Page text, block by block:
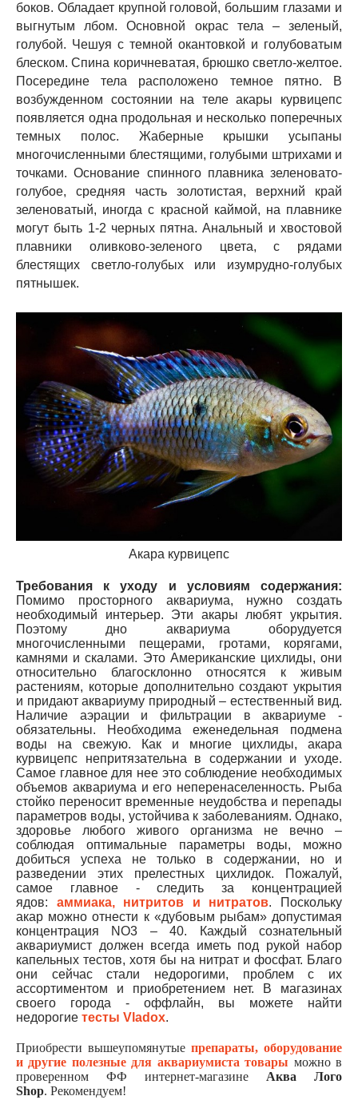
боков. Обладает крупной головой, большим глазами и
выгнутым лбом. Основной окрас тела – зеленый,
голубой. Чешуя с темной окантовкой и голубоватым
блеском. Спина коричневатая, брюшко светло-желтое.
Посередине тела расположено темное пятно. В
возбужденном состоянии на теле акары курвицепс
появляется одна продольная и несколько поперечных
темных полос. Жаберные крышки усыпаны
многочисленными блестящими, голубыми штрихами и
точками. Основание спинного плавника зеленовато-
голубое, средняя часть золотистая, верхний край
зеленоватый, иногда с красной каймой, на плавнике
могут быть 1-2 черных пятна. Анальный и хвостовой
плавники оливково-зеленого цвета, с рядами
блестящих светло-голубых или изумрудно-голубых
пятнышек.
Акара курвицепс
Требования к уходу и условиям содержания:
Помимо просторного аквариума, нужно создать
необходимый интерьер. Эти акары любят укрытия.
Поэтому дно аквариума оборудуется
многочисленными пещерами, гротами, корягами,
камнями и скалами. Это Американские цихлиды, они
относительно благосклонно относятся к живым
растениям, которые дополнительно создают укрытия
и придают аквариуму природный – естественный вид.
Наличие аэрации и фильтрации в аквариуме -
обязательны. Необходима еженедельная подмена
воды на свежую.
Как и многие цихлиды, акара
курвицепс непритязательна в содержании и уходе.
Самое главное для нее это соблюдение необходимых
объемов аквариума и его неперенаселенность. Рыба
стойко переносит временные неудобства и перепады
параметров воды, устойчива к заболеваниям. Однако,
здоровье любого живого организма не вечно –
соблюдая оптимальные параметры воды, можно
добиться успеха не только в содержании, но и
разведении этих прелестных цихлидок. Пожалуй,
самое главное - следить за концентрацией
ядов: аммиака, нитритов и нитратов. Поскольку
акар можно отнести к «дубовым рыбам» допустимая
концентрация NO3 – 40. Каждый сознательный
аквариумист должен всегда иметь под рукой набор
капельных тестов, хотя бы на нитрат и фосфат. Благо
они сейчас стали недорогими, проблем с их
ассортиментом и приобретением нет. В магазинах
своего города - оффлайн, вы можете найти
недорогие тесты Vladox.
Приобрести вышеупомянутые препараты, оборудование
и другие полезные для аквариумиста товары можно в
проверенном ФФ интернет-магазине Аква Лого
Shop. Рекомендуем!